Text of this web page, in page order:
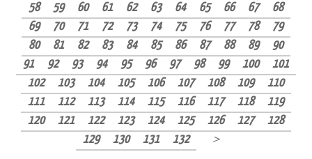
58
59 60 61 62 63 64 65 66 67
68
69
70 71 72 73 74 75 76 77 78
79
80
81 82 83 84 85 86 87 88 89
90
91
92 93 94 95 96 97 98 99 100
101
102
103 104 105 106 107 108 109
110
111
112 113 114 115 116 117 118
119
120
121 122 123 124 125 126 127
128
129
130 131 132 ＞